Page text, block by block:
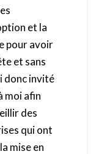
et la
pour avoir
et sans
donc invité
moi afin
des
qui ont
mise en